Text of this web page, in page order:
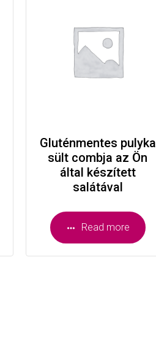
Gluténmentes pulyka
sült combja az Ön
által készített
salátával
Read more